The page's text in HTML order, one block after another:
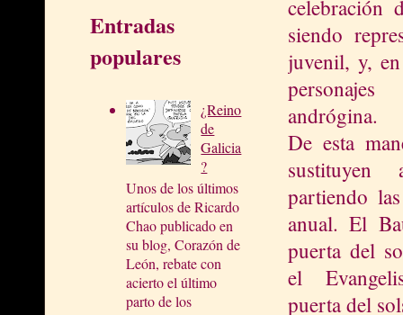
Entradas
populares
¿Reino
de
Galicia
?
Unos de los últimos
artículos de Ricardo
Chao publicado en
su blog, Corazón de
León, rebate con
acierto el último
parto de los
celebración
siendo
juvenil, y,
andrógina.
De esta
partiendo
anual. El
puerta del
el
puerta del